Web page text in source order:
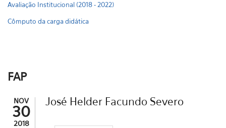
Avaliação Institucional (2018 - 2022)
Cômputo da carga didática
FAP
NOV
30
2018
José Helder Facundo Severo